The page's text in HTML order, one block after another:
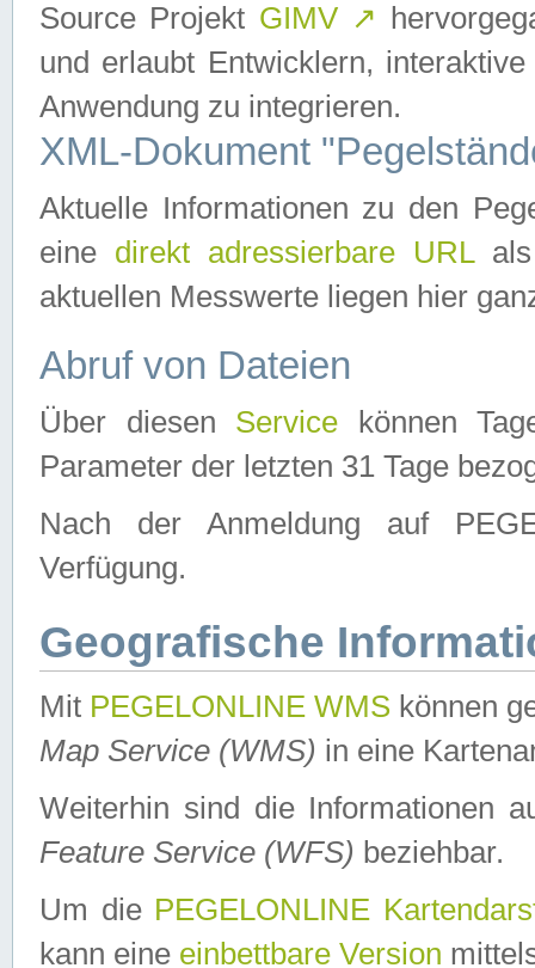
Source Projekt GIMV ↗
und erlaubt Entwicklern,
Anwendung zu integrieren.
XML-Dokument
Aktuelle Informationen zu den
eine direkt adressierbare URLals
aktuellen Messwerte liegen hier
Abruf von Dateien
Über diesen Service können
Parameter der letzten 31 Tage
Nach der Anmeldung auf
Verfügung.
Geografische
Mit PEGELONLINE WMS können
Map Service (WMS) in eine
Weiterhin sind die Informationen
Feature Service (WFS) beziehbar.
Um die PEGELONLINE
kann eine einbettbare Version